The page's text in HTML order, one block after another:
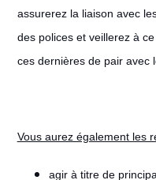
assurerez la liaison avec
des polices et veillerez à
ces dernières de pair avec
Vous aurez également les
agir à titre de